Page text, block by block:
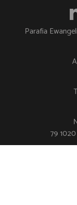
Parafia
79